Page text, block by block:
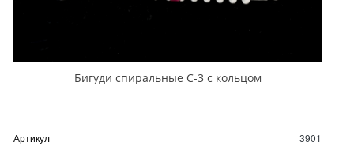
Бигуди спиральные С-3 с кольцом
Артикул
3901